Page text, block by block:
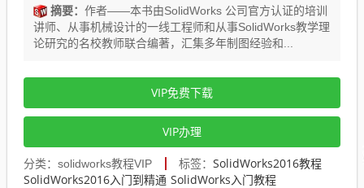
摘要： 作者——本书由SolidWorks 公司官方认证的培训
讲师、从事机械设计的一线工程师和从事SolidWorks教学理
论研究的名校教师联合编著，汇集多年制图经验和...
VIP免费下载
VIP办理
分类：solidworks教程VIP 标签： SolidWorks2016教程
SolidWorks2016入门到精通 SolidWorks入门教程